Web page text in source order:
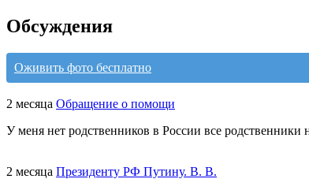
Обсуждения
Оживить фото бесплатно
2 месяца Обращение о помощи
У меня нет родственников в России все
2 месяца Президенту РФ Путину. В. В.